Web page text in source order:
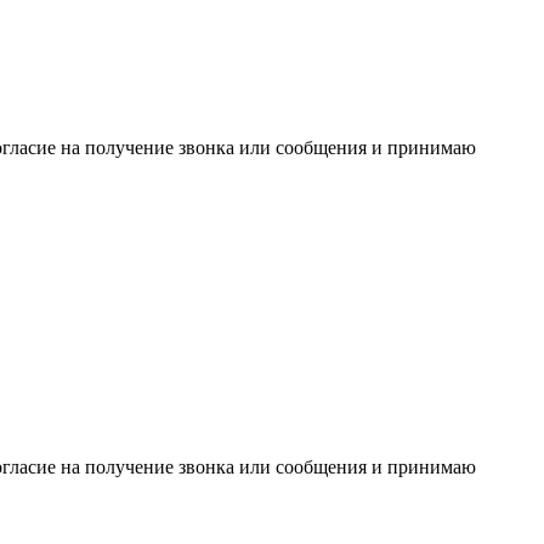
на получение звонка или сообщения и принимаю
на получение звонка или сообщения и принимаю